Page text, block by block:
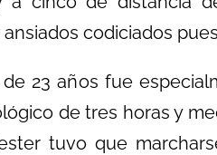
codiciados
23 años fue
de tres horas y
tuvo que